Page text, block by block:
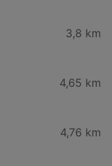
3,8 km
4,65 km
4,76 km